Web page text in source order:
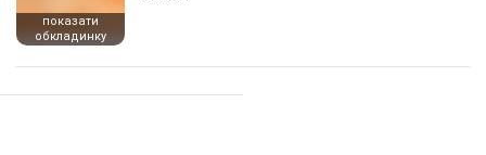
показати
обкладинку